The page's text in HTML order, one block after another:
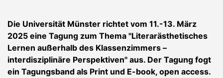
Die Universität Münster richtet vom 11.-13. März
2025 eine Tagung zum Thema "Literarästhetisches
Lernen außerhalb des Klassenzimmers –
interdisziplinäre Perspektiven" aus. Der Tagung fogt
ein Tagungsband als Print und E-book, open access.